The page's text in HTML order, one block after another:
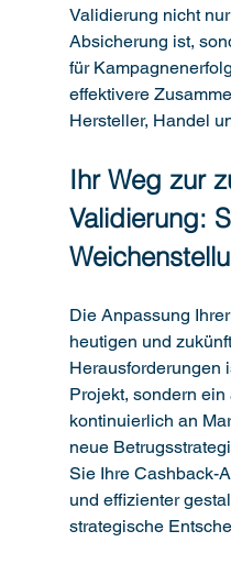
Validierung nicht
Absicherung ist,
für
effektivere
Hersteller, Handel
Ihr Weg zur
Validierung:
Die Anpassung
heutigen und
Herausforderungen
Projekt, sondern
kontinuierlich an
neue
Sie Ihre Cashback-
und effizienter
strategische